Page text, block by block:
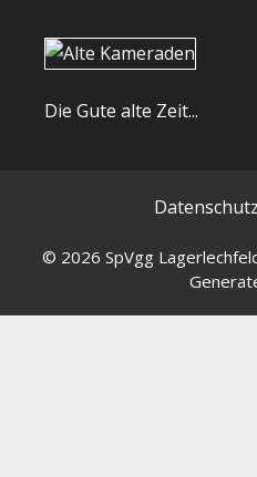
Die Gute alte Zeit...
© 2026 SpVgg